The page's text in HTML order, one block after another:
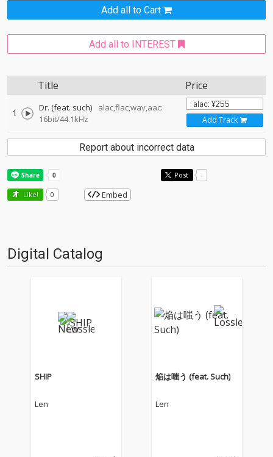
Add all to Cart
Add all to INTEREST
Title Price
1 Dr. (feat. such)
alac,flac,wav,aac:
16bit/44.1kHz
Add Track
Report about incorrect data
Post -
Like! 0 Embed
Digital Catalog
SHIP
Len
焔は嗤う (feat. Such)
Len